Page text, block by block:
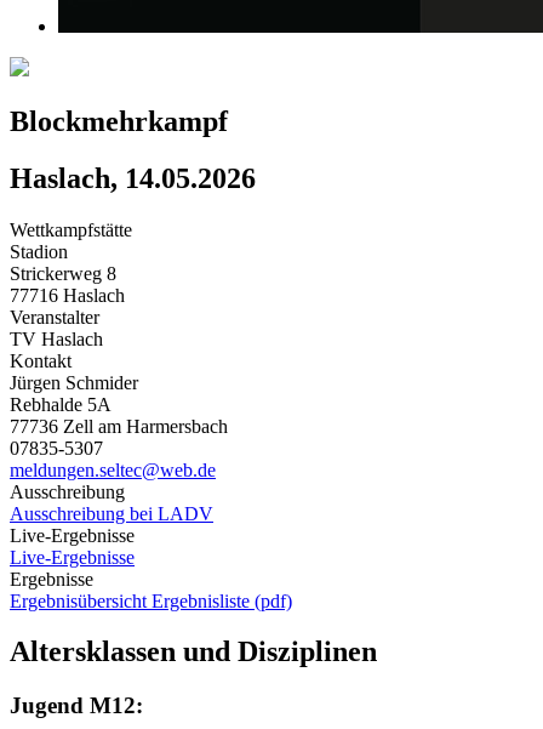
Blockmehrkampf
Haslach, 14.05.2026
Wettkampfstätte
Stadion
Strickerweg 8
77716 Haslach
Veranstalter
TV Haslach
Kontakt
Jürgen Schmider
Rebhalde 5A
77736 Zell am Harmersbach
07835-5307
meldungen.seltec@web.de
Ausschreibung
Ausschreibung bei LADV
Live-Ergebnisse
Live-Ergebnisse
Ergebnisse
Ergebnisübersicht Ergebnisliste (pdf)
Altersklassen und Disziplinen
Jugend M12: